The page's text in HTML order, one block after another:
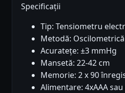
Specificații
Tip: Tensiometru
Metodă: Oscilometrică
Acuratețe: ±3 mmHg
Mansetă: 22-42 cm
Memorie: 2 x 90
Alimentare: 4xAAA